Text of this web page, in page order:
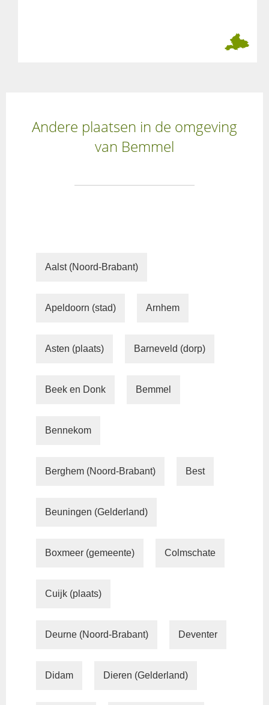
Andere plaatsen in de omgeving
van Bemmel
Aalst (Noord-Brabant)
Apeldoorn (stad) Arnhem
Asten (plaats) Barneveld (dorp)
Beek en Donk Bemmel
Bennekom
Berghem (Noord-Brabant) Best
Beuningen (Gelderland)
Boxmeer (gemeente) Colmschate
Cuijk (plaats)
Deurne (Noord-Brabant) Deventer
Didam Dieren (Gelderland)